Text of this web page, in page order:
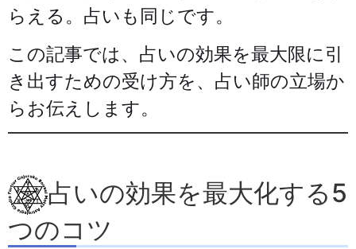
らえる。占いも同じです。
この記事では、占いの効果を最大限に引
き出すための受け方を、占い師の立場か
らお伝えします。
占いの効果を最大化する5
つのコツ